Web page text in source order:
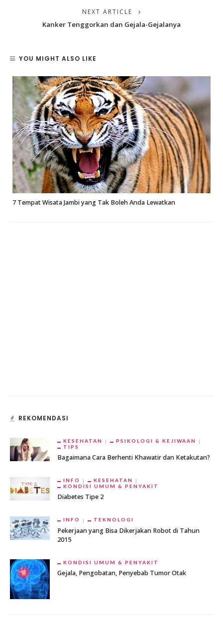
NEXT ARTICLE
Kanker Tenggorkan dan Gejala-Gejalanya
YOU MIGHT ALSO LIKE
7 Tempat Wisata Jambi yang Tak Boleh Anda Lewatkan
REKOMENDASI
KESEHATAN
PSIKOLOGI & KEJIWAAN
TIPS
Bagaimana Cara Berhenti Khawatir dan Ketakutan?
INFO
KESEHATAN
KONDISI UMUM & PENYAKIT
Diabetes Tipe 2
INFO TEKNOLOGI
Pekerjaan yang Bisa Dikerjakan Robot di Tahun
2015
KONDISI UMUM & PENYAKIT
Gejala, Pengobatan, Penyebab Tumor Otak